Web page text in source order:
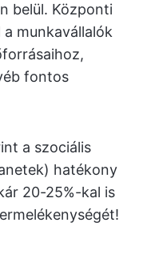
belül. Központi
munkavállalók
fontos
a szociális
hatékony
20-25%-kal is